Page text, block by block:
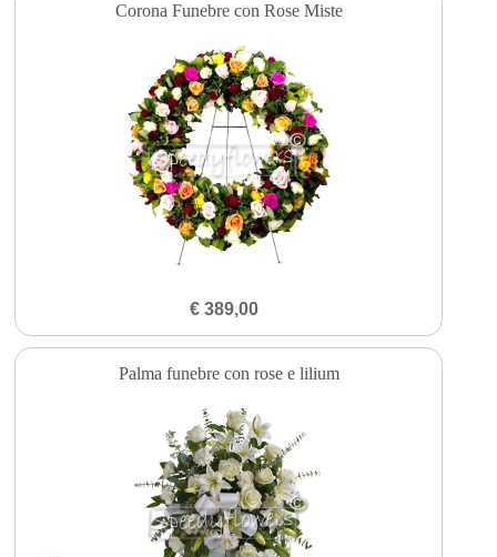
Corona Funebre con Rose Miste
€ 389,00
Palma funebre con rose e lilium